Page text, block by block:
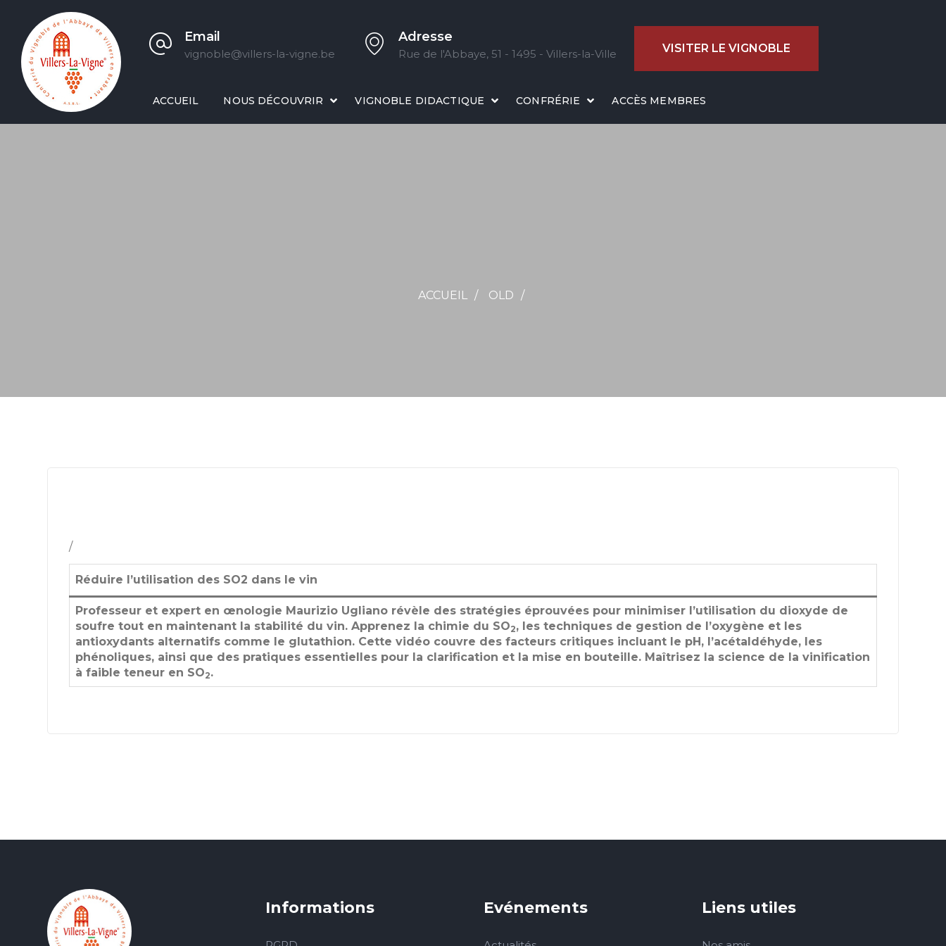
Email
vignoble@villers-la-vigne.be
Adresse
Rue de l'Abbaye, 51 - 1495 - Villers-la-Ville VISITER LE VIGNOBLE
ACCUEIL NOUS DÉCOUVRIR VIGNOBLE DIDACTIQUE CONFRÉRIE ACCÈS MEMBRES
ACCUEIL OLD
/
Réduire l’utilisation des SO2 dans le vin
Professeur et expert en œnologie Maurizio Ugliano révèle des stratégies éprouvées pour minimiser l’utilisation du dioxyde de
soufre tout en maintenant la stabilité du vin. Apprenez la chimie du SO2, les techniques de gestion de l’oxygène et les
antioxydants alternatifs comme le glutathion. Cette vidéo couvre des facteurs critiques incluant le pH, l’acétaldéhyde, les
phénoliques, ainsi que des pratiques essentielles pour la clarification et la mise en bouteille. Maîtrisez la science de la vinification
à faible teneur en SO2.
Informations Evénements Liens utiles